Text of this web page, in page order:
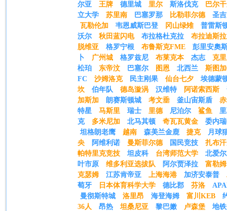
尔亚
王牌 德里城 里尔 斯洛伐克
巴尔
立大学
苏里南 巴塞罗那 比勒菲尔德
圣
瓦勒伦加
韦恩威斯巴登 冈山绿雉
普雷斯
沃尔
秋田蓝闪电 布拉格杜克拉
布拉迪斯
脱维亚
格罗宁根 布鲁斯克FME
彭里安奧
卜
广州城 格罗兹尼 布莱克本 杰志
克
松珀
东帝汶 巴塞尔 图恩 北西兰
斯图
FC
沙姆洛克 民主刚果 仙台七夕
埃德蒙
坎
伯年队 德岛漩涡 汉维特 阿诺索西斯
加斯加
朗赛斯顿城 考文垂 釜山宙斯盾
特星
马斯里 瑞士 里德 尼泊尔 鲨鱼
克
多米尼加 北马其顿 奇瓦瓦黄金
委内
坦格朗老鹰
越南 森美兰金鹿 捷克
月球
央
阿维利诺 曼斯菲尔德 国民竞技
扎布
帕特里克竞技
坦皮科 台湾师范大学
北爱
叶市原
维多利亚选拔队 阿尔贾泽拉
富勒姆
克瑟姆
江苏肯帝亚 上海海港 加济安泰普
萄牙
日本体育科学大学 德比郡 芬洛
曼彻斯特城
洛里昂 海登海姆 富川KEB
36人
昂热 坦桑尼亚 黎巴嫩 卢森堡
地